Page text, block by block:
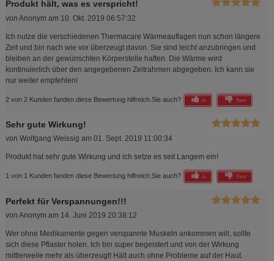
Produkt hält, was es verspricht!
von Anonym am 10. Okt. 2019 06:57:32
Ich nutze die verschiedenen Thermacare Wärmeauflagen nun schon längere
Zeit und bin nach wie vor überzeugt davon. Sie sind leicht anzubringen und
bleiben an der gewünschten Körperstelle haften. Die Wärme wird
kontinuierlich über den angegebenen Zeitrahmen abgegeben. Ich kann sie
nur weiter empfehlen!
2 von 2 Kunden fanden diese Bewertung hilfreich. Sie auch? Ja Nein
Sehr gute Wirkung!
von Wolfgang Weissig am 01. Sept. 2019 11:00:34
Produkt hat sehr gute Wirkung und ich setze es seit Langem ein!
1 von 1 Kunden fanden diese Bewertung hilfreich. Sie auch? Ja Nein
Perfekt für Verspannungen!!!
von Anonym am 14. Juni 2019 20:38:12
Wer ohne Medikamente gegen verspannte Muskeln ankommen will, sollte
sich diese Pflaster holen. Ich bin super begeistert und von der Wirkung
mittlerweile mehr als überzeugt! Hält auch ohne Probleme auf der Haut.